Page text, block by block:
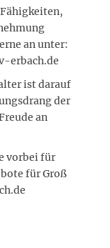
an unter:
erbach.de
ist darauf
der
an
vorbei für
für Groß